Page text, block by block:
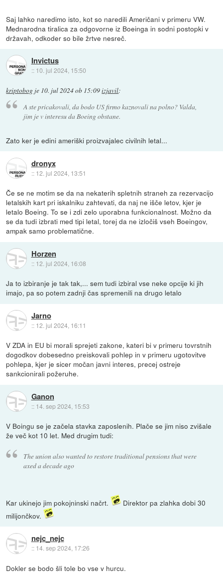
Saj lahko naredimo isto, kot so naredili Američani v primeru VW.
Mednarodna tiralica za odgovorne iz Boeinga in sodni postopki v
državah, odkoder so bile žrtve nesreč.
Invictus
:: 10. jul 2024, 15:50
kriptobog je 10. jul 2024 ob 15:09izjavil:
A ste pricakovali, da bodo US firmo kaznovali na polno? Valda,
jim je v interesu da Boeing obstane.
Zato ker je edini ameriški proizvajalec civilnih letal...
dronyx
:: 12. jul 2024, 13:51
Če se ne motim se da na nekaterih spletnih straneh za rezervacijo
letalskih kart pri iskalniku zahtevati, da naj ne išče letov, kjer je
letalo Boeing. To se i zdi zelo uporabna funkcionalnost. Možno da
se da tudi izbrati med tipi letal, torej da ne izločiš vseh Boeingov,
ampak samo problematične.
Horzen
:: 12. jul 2024, 16:08
Ja to izbiranje je tak tak,... sem tudi izbiral vse neke opcije ki jih
imajo, pa so potem zadnji čas spremenili na drugo letalo
Jarno
:: 12. jul 2024, 16:11
V ZDA in EU bi morali sprejeti zakone, kateri bi v primeru tovrstnih
dogodkov dobesedno preiskovali pohlep in v primeru ugotovitve
pohlepa, kjer je sicer močan javni interes, precej ostreje
sankcionirali požeruhe.
Ganon
:: 14. sep 2024, 15:53
V Boingu se je začela stavka zaposlenih. Plače se jim niso zvišale
že več kot 10 let. Med drugim tudi:
The union also wanted to restore traditional pensions that were
axed a decade ago
Kar ukinejo jim pokojninski načrt.
Direktor pa zlahka dobi 30
milijončkov.
nejc_nejc
:: 14. sep 2024, 17:26
Dokler se bodo šli tole bo vse v hurcu.